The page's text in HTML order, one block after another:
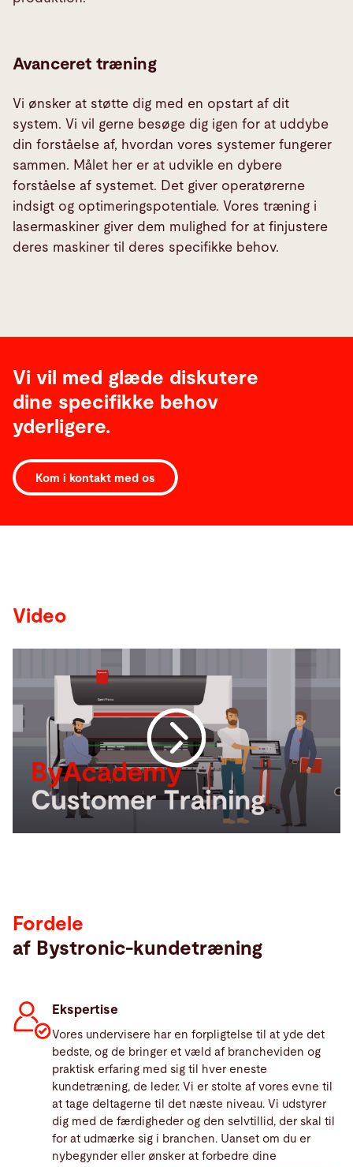
Avanceret træning
Vi ønsker at støtte dig med en opstart af dit
system. Vi vil gerne besøge dig igen for at uddybe
din forståelse af, hvordan vores systemer fungerer
sammen. Målet her er at udvikle en dybere
forståelse af systemet. Det giver operatørerne
indsigt og optimeringspotentiale. Vores træning i
lasermaskiner giver dem mulighed for at finjustere
deres maskiner til deres specifikke behov.
Vi vil med glæde diskutere
dine specifikke behov
yderligere.
Kom i kontakt med os
Video
Fordele
af Bystronic-kundetræning
Ekspertise
Vores undervisere har en forpligtelse til at yde det
bedste, og de bringer et væld af brancheviden og
praktisk erfaring med sig til hver eneste
kundetræning, de leder. Vi er stolte af vores evne til
at tage deltagerne til det næste niveau. Vi udstyrer
dig med de færdigheder og den selvtillid, der skal til
for at udmærke sig i branchen. Uanset om du er
nybegynder eller ønsker at forbedre dine